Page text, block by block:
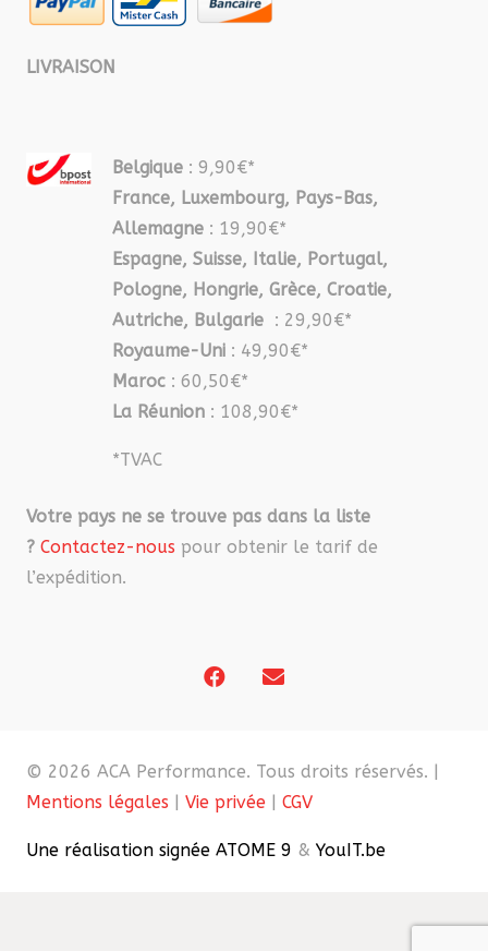
LIVRAISON
Belgique : 9,90€*
France, Luxembourg, Pays-Bas,
Allemagne : 19,90€*
Espagne, Suisse, Italie, Portugal,
Pologne, Hongrie, Grèce, Croatie,
Autriche, Bulgarie : 29,90€*
Royaume-Uni : 49,90€*
Maroc : 60,50€*
La Réunion : 108,90€*
*TVAC
Votre pays ne se trouve pas dans la liste
? Contactez-nous pour obtenir le tarif de
l’expédition.
© 2026 ACA Performance. Tous droits réservés. |
Mentions légales | Vie privée | CGV
Une réalisation signée ATOME 9 & YouIT.be